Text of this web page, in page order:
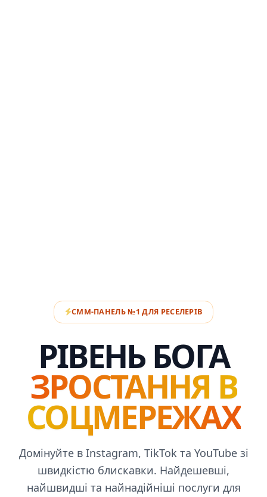
СММ-ПАНЕЛЬ №1 ДЛЯ РЕСЕЛЕРІВ
РІВЕНЬ БОГА
ЗРОСТАННЯ В
СОЦМЕРЕЖАХ
Домінуйте в Instagram, TikTok та YouTube зі
швидкістю блискавки. Найдешевші,
найшвидші та найнадійніші послуги для